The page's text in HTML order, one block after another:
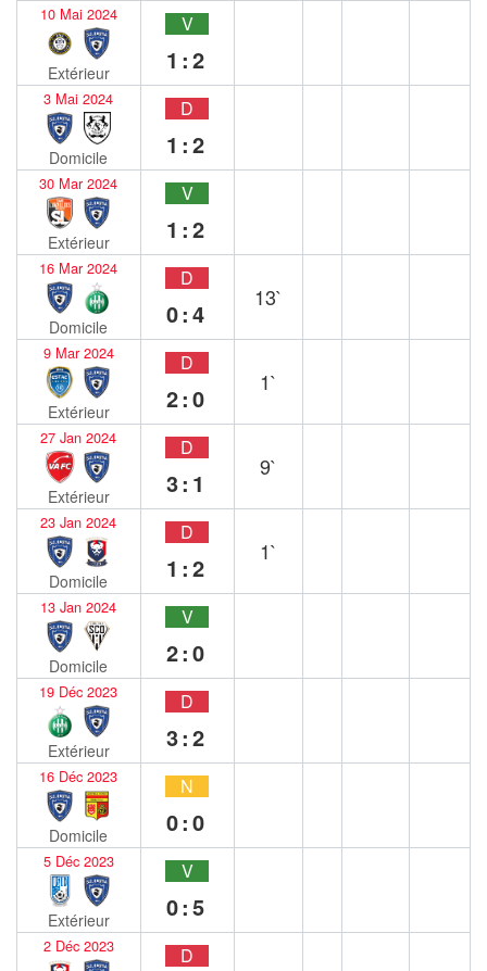
10 Mai 2024
Extérieur
V
1:2
3 Mai 2024
Domicile
D
1:2
30 Mar 2024
Extérieur
V
1:2
16 Mar 2024
Domicile
D
0:4
13`
9 Mar 2024
Extérieur
D
2:0
1`
27 Jan 2024
Extérieur
D
3:1
9`
23 Jan 2024
Domicile
D
1:2
1`
13 Jan 2024
Domicile
V
2:0
19 Déc 2023
Extérieur
D
3:2
16 Déc 2023
Domicile
N
0:0
5 Déc 2023
Extérieur
V
0:5
2 Déc 2023 D